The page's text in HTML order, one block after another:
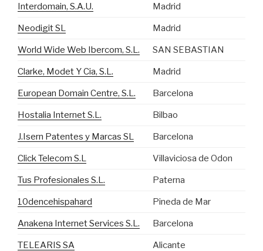
Interdomain, S.A.U. Madrid
Neodigit SL Madrid
World Wide Web Ibercom, S.L. SAN SEBASTIAN
Clarke, Modet Y Cia, S.L. Madrid
European Domain Centre, S.L. Barcelona
Hostalia Internet S.L. Bilbao
J.Isern Patentes y Marcas SL Barcelona
Click Telecom S.L Villaviciosa de Odon
Tus Profesionales S.L. Paterna
10dencehispahard Pineda de Mar
Anakena Internet Services S.L. Barcelona
TELEARIS SA Alicante